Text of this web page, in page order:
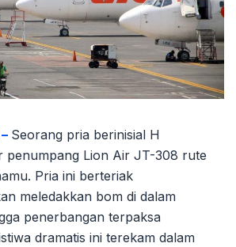
Seorang pria berinisial H
penumpang Lion Air JT-308 rute
Pria ini berteriak
meledakkan bom di dalam
penerbangan terpaksa
dramatis ini terekam dalam